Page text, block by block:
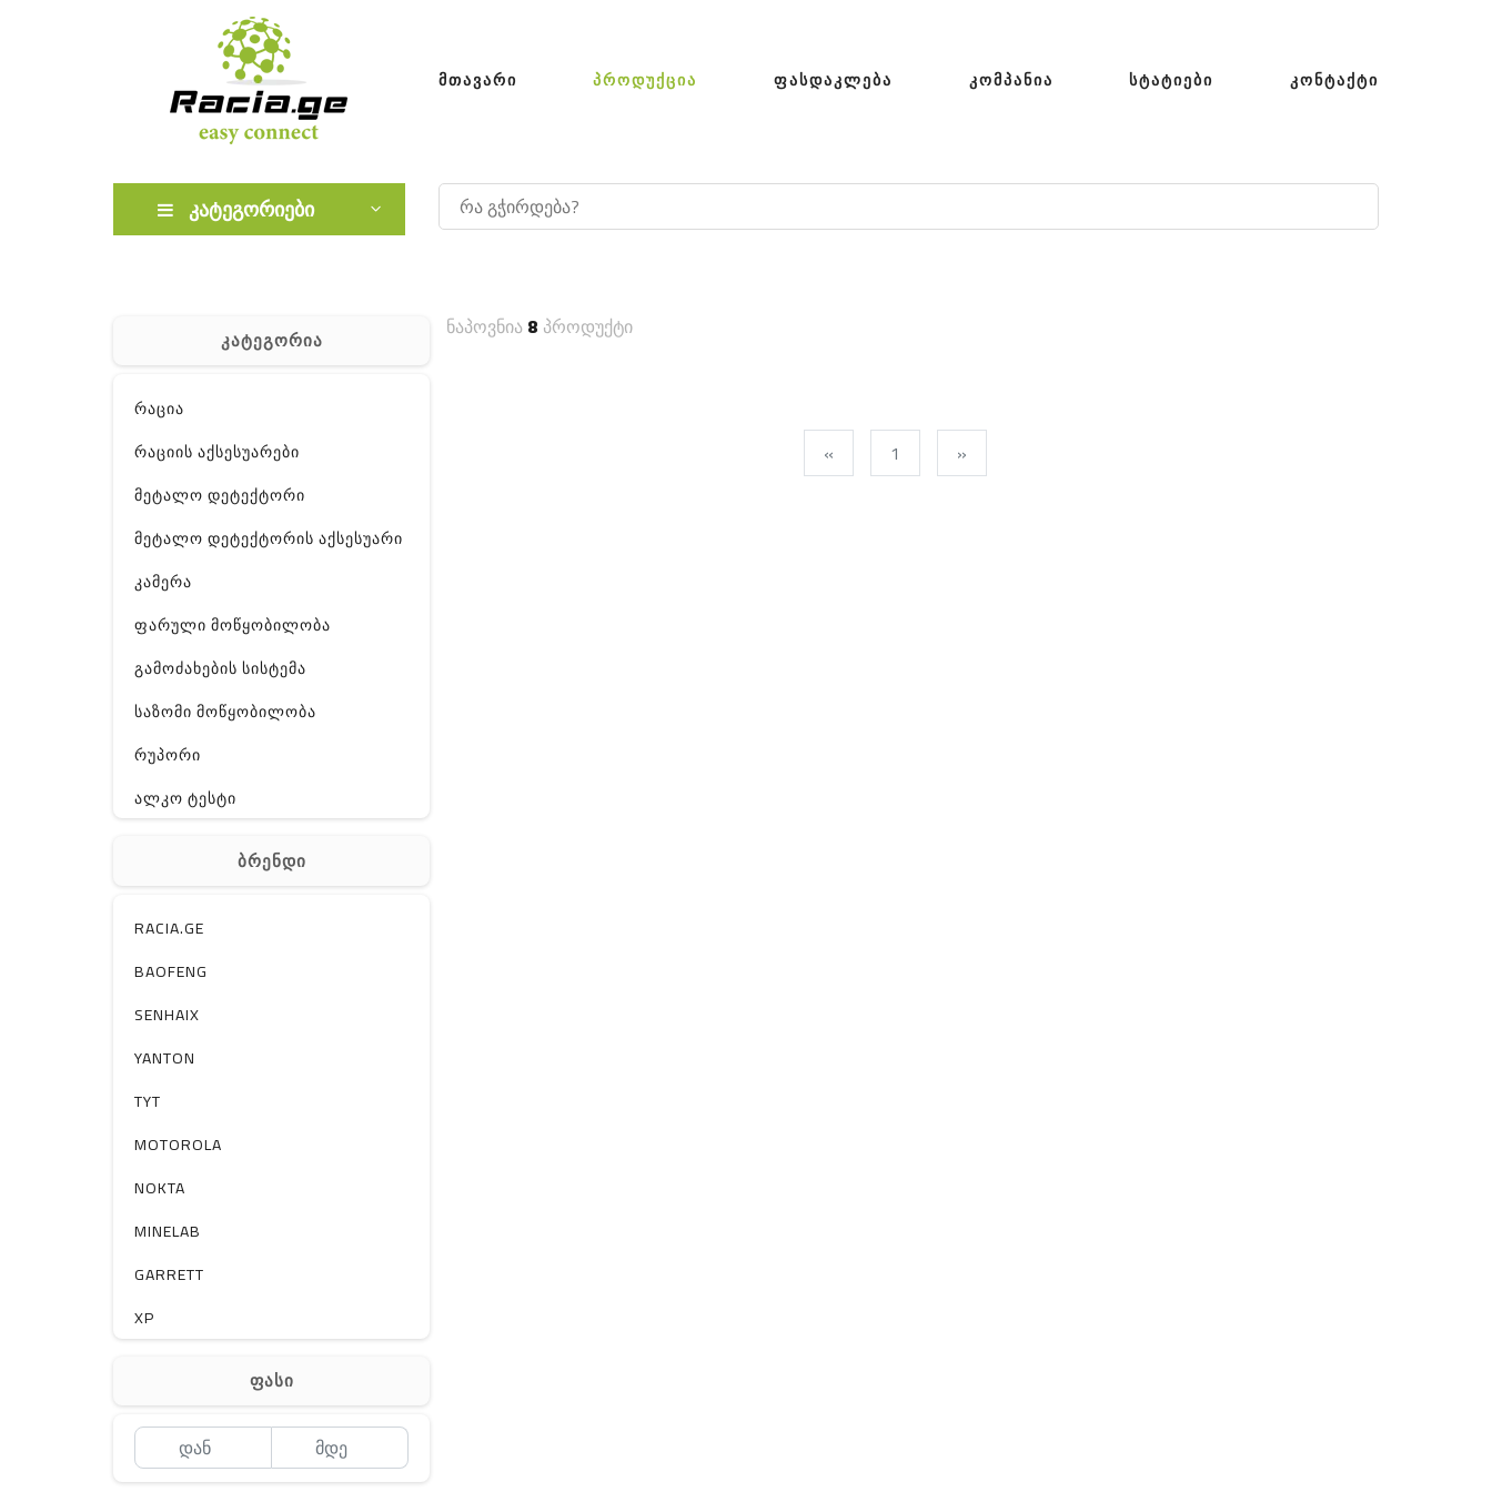
ᲛᲗᲐᲕᲐᲠᲘ ᲞᲠᲝᲓᲣᲥᲪᲘᲐ ᲤᲐᲡᲓᲐᲙᲚᲔᲑᲐ ᲙᲝᲛᲞᲐᲜᲘᲐ ᲡᲢᲐᲢᲘᲔᲑᲘ ᲙᲝᲜᲢᲐᲥᲢᲘ
კატეგორიები
კატეგორია
რაცია
რაციის აქსესუარები
მეტალო დეტექტორი
მეტალო დეტექტორის აქსესუარი
კამერა
ფარული მოწყობილობა
გამოძახების სისტემა
საზომი მოწყობილობა
რუპორი
ალკო ტესტი
ელ. მოწყობილობები
მაგნიტი
სხვა
ბრენდი
RACIA.GE
BAOFENG
SENHAIX
YANTON
TYT
MOTOROLA
NOKTA
MINELAB
GARRETT
XP
ფასი
ნაპოვნია8 პროდუქტი
« 1 »